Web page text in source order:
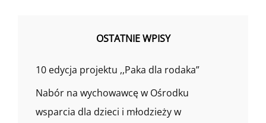
OSTATNIE WPISY
10 edycja projektu ,,Paka dla rodaka”
Nabór na wychowawcę w Ośrodku
wsparcia dla dzieci i młodzieży w